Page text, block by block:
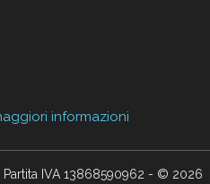
informazioni
IVA 13868590962 - © 2026